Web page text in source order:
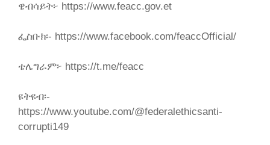
ዌብሳይት፦ https://www.feacc.gov.et
ፌስቡክ፡- https://www.facebook.com/feaccOfficial/
ቴሌግራም፦ https://t.me/feacc
ዩትዩብ፡-
https://www.youtube.com/@federalethicsanti-
corrupti149